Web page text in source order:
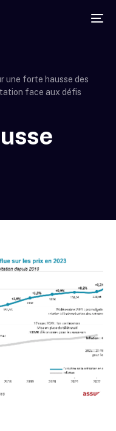
une forte hausse des
face aux défis